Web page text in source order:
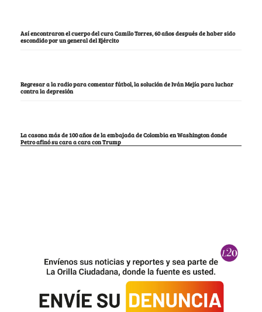
Así encontraron el cuerpo del cura Camilo Torres, 60 años después de haber sido
escondido por un general del Ejército
Regresar a la radio para comentar fútbol, la solución de Iván Mejía para luchar
contra la depresión
La casona más de 100 años de la embajada de Colombia en Washington donde
Petro afinó su cara a cara con Trump